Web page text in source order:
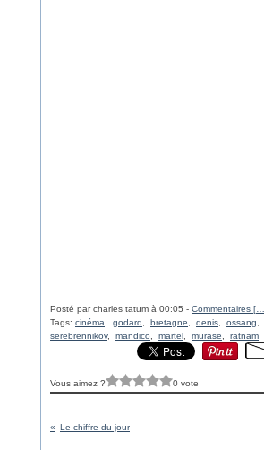
Posté par charles tatum à 00:05 - Commentaires [
Tags: cinéma godard bretagne denis ossang
serebrennikov, mandico martel murase ratnam
Vous aimez ? 0 vote
Le chiffre du jour